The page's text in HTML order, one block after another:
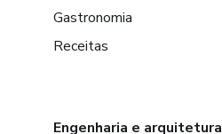
Gastronomia
Receitas
Engenharia e arquitetura